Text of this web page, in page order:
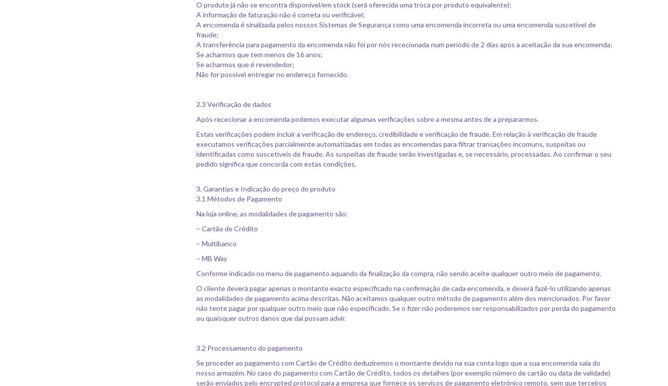
O produto já não se encontra disponível/em stock (será oferecida uma troca por produto equivalente);
A informação de faturação não é correta ou verificável;
A encomenda é sinalizada pelos nossos Sistemas de Segurança como uma encomenda incorreta ou uma encomenda suscetível de
fraude;
A transferência para pagamento da encomenda não foi por nós rececionada num período de 2 dias após a aceitação da sua encomenda;
Se acharmos que tem menos de 16 anos;
Se acharmos que é revendedor;
Não for possível entregar no endereço fornecido.
2.3 Verificação de dados
Após rececionar a encomenda podemos executar algumas verificações sobre a mesma antes de a prepararmos.
Estas verificações podem incluir a verificação de endereço, credibilidade e verificação de fraude. Em relação à verificação de fraude
executamos verificações parcialmente automatizadas em todas as encomendas para filtrar transações incomuns, suspeitas ou
identificadas como suscetíveis de fraude. As suspeitas de fraude serão investigadas e, se necessário, processadas. Ao confirmar o seu
pedido significa que concorda com estas condições.
3. Garantias e Indicação do preço do produto
3.1 Métodos de Pagamento
Na loja online, as modalidades de pagamento são:
– Cartão de Crédito
– Multibanco
– MB Way
Conforme indicado no menu de pagamento aquando da finalização da compra, não sendo aceite qualquer outro meio de pagamento.
O cliente deverá pagar apenas o montante exacto especificado na confirmação de cada encomenda, e deverá fazê-lo utilizando apenas
as modalidades de pagamento acima descritas. Não aceitamos qualquer outro método de pagamento além dos mencionados. Por favor
não tente pagar por qualquer outro meio que não especificado. Se o fizer não poderemos ser responsabilizados por perda do pagamento
ou quaisquer outros danos que daí possam advir.
3.2 Processamento do pagamento
Se proceder ao pagamento com Cartão de Crédito deduziremos o montante devido na sua conta logo que a sua encomenda saia do
nosso armazém. No caso do pagamento com Cartão de Crédito, todos os detalhes (por exemplo número de cartão ou data de validade)
serão enviados pelo encrypted protocol para a empresa que fornece os serviços de pagamento eletrónico remoto, sem que terceiros